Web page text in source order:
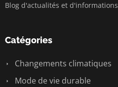
Blog d'actualités et d'informations
Catégories
Changements climatiques
Mode de vie durable